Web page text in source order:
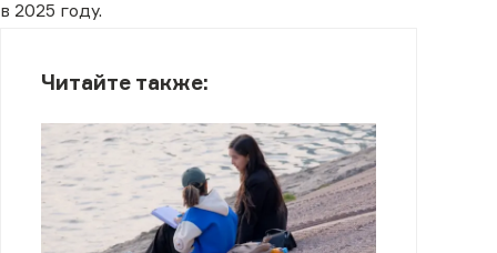
в 2025 году.
Читайте также: